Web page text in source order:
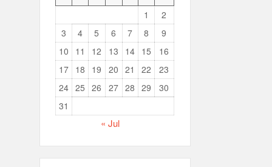
1
2
3
4 5 6 7 8
9
10
11 12 13 14 15
16
17
18 19 20 21 22
23
24 25 26 27 28 29
30
31
« Jul